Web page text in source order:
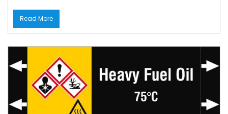
Read More